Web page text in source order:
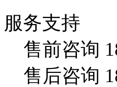
服务支持
售前咨询
售后咨询